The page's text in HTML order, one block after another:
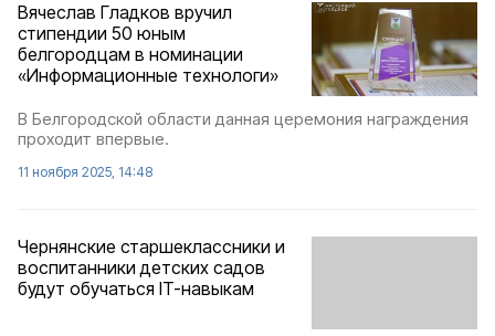
Вячеслав Гладков вручил
стипендии 50 юным
белгородцам в номинации
«Информационные технологи»
В Белгородской области данная церемония награждения
проходит впервые.
11 ноября 2025, 14:48
Чернянские старшеклассники и
воспитанники детских садов
будут обучаться IT-навыкам